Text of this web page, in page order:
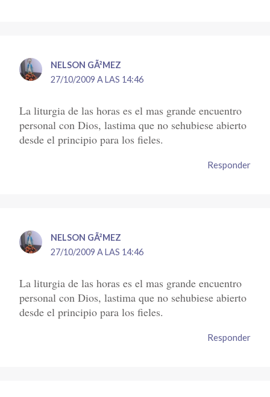
NELSON GÃ²MEZ
27/10/2009 A LAS 14:46
La liturgia de las horas es el mas grande encuentro
personal con Dios, lastima que no sehubiese abierto
desde el principio para los fieles.
Responder
NELSON GÃ²MEZ
27/10/2009 A LAS 14:46
La liturgia de las horas es el mas grande encuentro
personal con Dios, lastima que no sehubiese abierto
desde el principio para los fieles.
Responder